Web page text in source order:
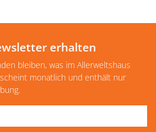
erhalten
bleiben, was im Allerweltshaus
monatlich und enthält nur